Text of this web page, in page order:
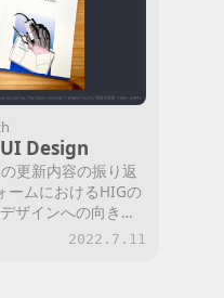
Design
更新内容の振り返
ームにおけるHIGの
ザインへの向き合
2022.7.11